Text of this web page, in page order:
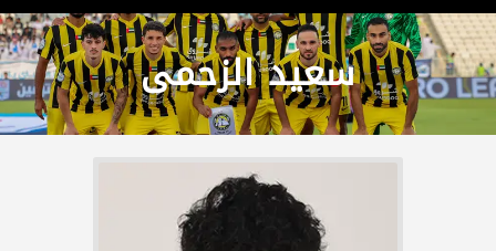
سعید الزحمى
الرئيسية
عن النادي
فرق النادي
الاخبار
حجز التذاكر